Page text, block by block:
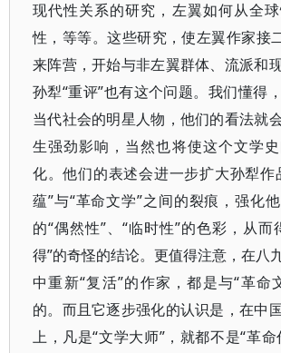
现代性关系的研究，左翼如何从全
性，等等。这些研究，使左翼作家接
来阵营，开始与非左翼群体、流派和
孙犁“重评”也有这个问题。我们懂得
当代社会的明星人物，他们的看法就
生强劲影响，当然也将使这个文学
化。他们的表述会进一步扩大孙犁作
蕴”与“革命文学”之间的裂痕，强化
的“偶然性”、“临时性”的色彩，从而
得”的奇怪的结论。更值得注意，在八
中重新“复活”的作家，都是与“革命
的。而且它逐步强化的认识是，在中
上，凡是“文学大师”，就都不是“革命